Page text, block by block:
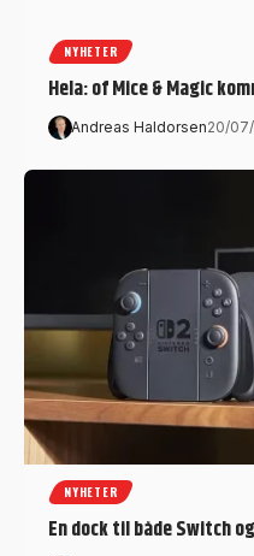
NYHETER
Hela: of Mice & Magic
Andreas Haldorsen20/
NYHETER
En dock til både Switch